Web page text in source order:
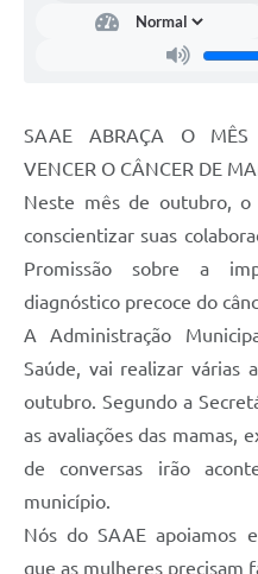
SAAE ABRAÇA O MÊS
VENCER O CÂNCER DE
Neste mês de outubro,
conscientizar suas
Promissão sobre a
diagnóstico precoce do
A Administração
Saúde, vai realizar várias
outubro. Segundo a
as avaliações das mamas,
de conversas irão
município.
Nós do SAAE apoiamos
que as mulheres precisam